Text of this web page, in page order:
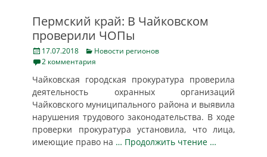
Пермский край: В Чайковском
проверили ЧОПы
Posted
on
17.07.2018 Categories
Новости регионов
2 комментария
Чайковская городская прокуратура проверила
деятельность охранных организаций
Чайковского муниципального района и выявила
нарушения трудового законодательства. В ходе
проверки прокуратура установила, что лица,
имеющие право на … Продолжить чтение …